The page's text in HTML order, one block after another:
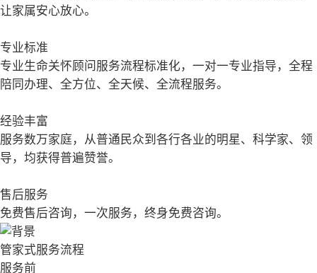
让家属安心放心。
专业标准
专业生命关怀顾问服务流程标准化，一对一专业指导，全程
陪同办理、全方位、全天候、全流程服务。
经验丰富
服务数万家庭，从普通民众到各行各业的明星、科学家、领
导，均获得普遍赞誉。
售后服务
免费售后咨询，一次服务，终身免费咨询。
管家式服务流程
服务前